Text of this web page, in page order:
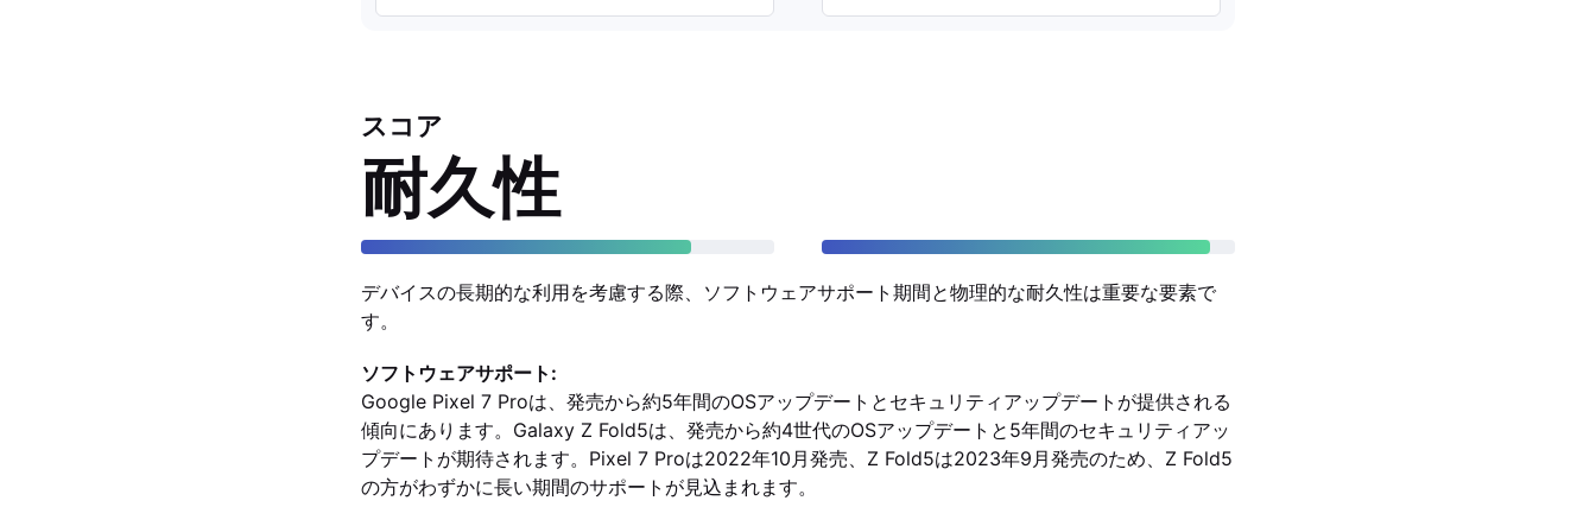
スコア
耐久性
デバイスの長期的な利用を考慮する際、ソフトウェアサポート期間と物理的な耐久性は重要な要素で
す。
ソフトウェアサポート:
Google Pixel 7 Proは、発売から約5年間のOSアップデートとセキュリティアップデートが提供される
傾向にあります。Galaxy Z Fold5は、発売から約4世代のOSアップデートと5年間のセキュリティアッ
プデートが期待されます。Pixel 7 Proは2022年10月発売、Z Fold5は2023年9月発売のため、Z Fold5
の方がわずかに長い期間のサポートが見込まれます。